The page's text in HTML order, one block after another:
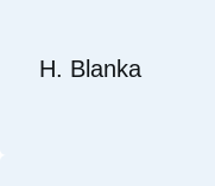
H. Blanka